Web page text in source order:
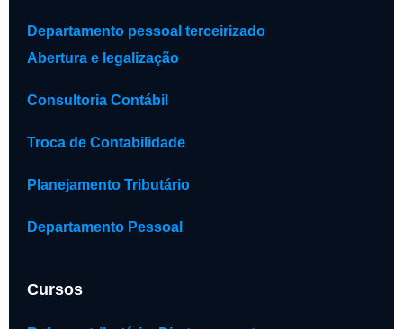
Departamento pessoal terceirizado
Abertura e legalização
Consultoria Contábil
Troca de Contabilidade
Planejamento Tributário
Departamento Pessoal
Cursos